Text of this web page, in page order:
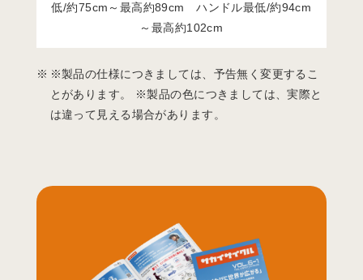
低/約75cm～最高約89cm ハンドル最低/約94cm
～最高約102cm
※製品の仕様につきましては、予告無く変更するこ
とがあります。 ※製品の色につきましては、実際と
は違って見える場合があります。